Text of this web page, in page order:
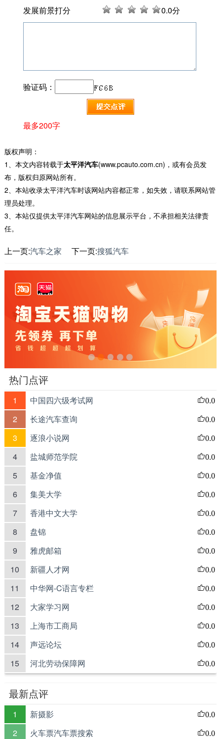
发展前景打分 0.0分
验证码：
最多200字
版权声明：
1、本文内容转载于太平洋汽车(www.pcauto.com.cn)，或有会员发
布，版权归原网站所有。
2、本站收录太平洋汽车时该网站内容都正常，如失效，请联系网站管
理员处理。
3、本站仅提供太平洋汽车网站的信息展示平台，不承担相关法律责
任。
上一页:汽车之家 下一页:搜狐汽车
热门点评
1 中国四六级考试网 0.0
2 长途汽车查询 0.0
3 逐浪小说网 0.0
4 盐城师范学院 0.0
5 基金净值 0.0
6 集美大学 0.0
7 香港中文大学 0.0
8 盘锦 0.0
9 雅虎邮箱 0.0
10 新疆人才网 0.0
11 中华网-C语言专栏 0.0
12 大家学习网 0.0
13 上海市工商局 0.0
14 声远论坛 0.0
15 河北劳动保障网 0.0
最新点评
1 新摄影 0.0
2 火车票汽车票搜索 0.0